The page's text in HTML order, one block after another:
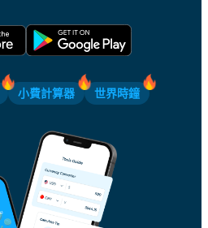
小費計算器 世界時鐘